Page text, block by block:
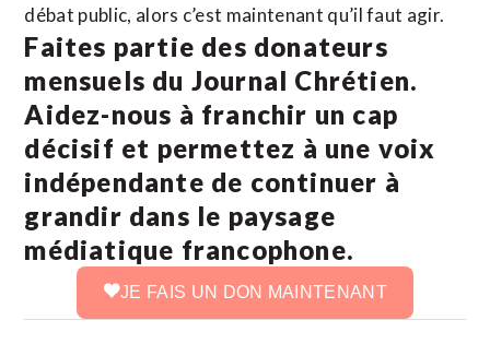
débat public, alors c’est maintenant qu’il faut agir.
Faites partie des donateurs
mensuels du Journal Chrétien.
Aidez-nous à franchir un cap
décisif et permettez à une voix
indépendante de continuer à
grandir dans le paysage
médiatique francophone.
JE FAIS UN DON MAINTENANT